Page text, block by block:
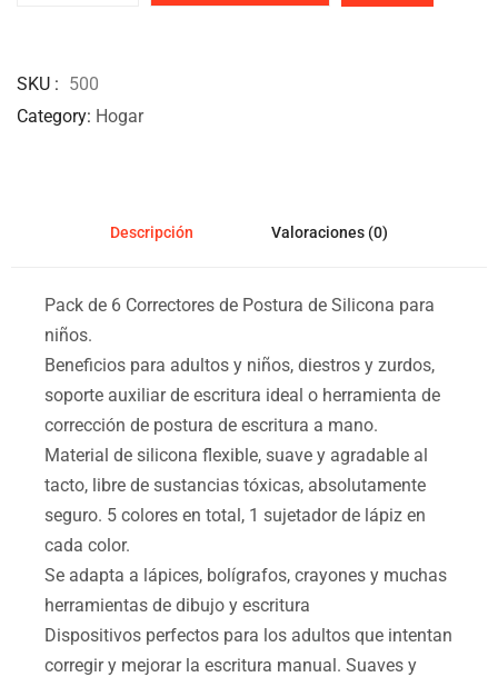
SKU
500
Category Hogar
Descripción Valoraciones (0)
Pack de 6 Correctores de Postura de Silicona para
niños.
Beneficios para adultos y niños, diestros y zurdos,
soporte auxiliar de escritura ideal o herramienta de
corrección de postura de escritura a mano.
Material de silicona flexible, suave y agradable al
tacto, libre de sustancias tóxicas, absolutamente
seguro. 5 colores en total, 1 sujetador de lápiz en
cada color.
Se adapta a lápices, bolígrafos, crayones y muchas
herramientas de dibujo y escritura
Dispositivos perfectos para los adultos que intentan
corregir y mejorar la escritura manual. Suaves y